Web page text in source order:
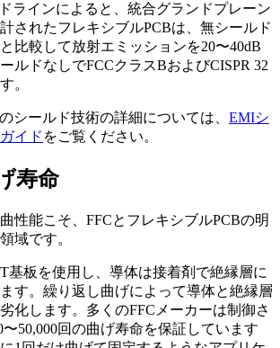
ラインによると、統合グランドプレーン
されたフレキシブルPCBは、無シールド
比較して放射エミッションを20〜40dB
ルドなしでFCCクラスBおよびCISPR 32
。
シールド技術の詳細については、 EMIシ
イド をご覧ください。
寿命
性能こそ、FFCとフレキシブルPCBの明
域です。
基板を使用し、導体は接着剤で絶縁層に
す。繰り返し曲げによって導体と絶縁層
化します。多くのFFCメーカーは制御さ
50,000回の曲げ寿命を保証しています